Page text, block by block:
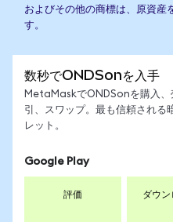
およびその他の商標は、原資産
す。
数秒でONDSonを入手
MetaMaskでONDSonを購入、
引、スワップ。最も信頼される
レット。
Google Play
評価 ダウン